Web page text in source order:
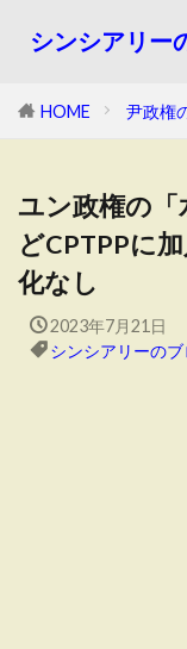
シンシアリー
HOME 尹政権
ユン政権の「
どCPTPPに
化なし
2023年7月21日
シンシアリーのブ